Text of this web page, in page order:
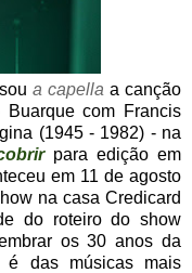
a capella a canção
com Francis
(1945 - 1982) - na
para edição em
em 11 de agosto
na casa Credicard
do roteiro do show
os 30 anos da
é das músicas mais